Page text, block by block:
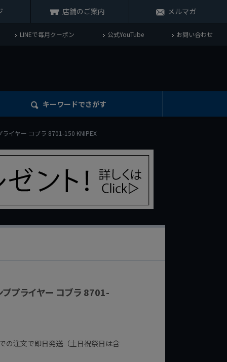
店舗のご案内 メルマガ
LINEで毎月クーポン 公式YouTube お問い合わせ
キーワードでさがす
イヤー コブラ 8701-150 KNIPEX
ププライヤー コブラ 8701-
の注文で即日発送（土日祝祭日は含